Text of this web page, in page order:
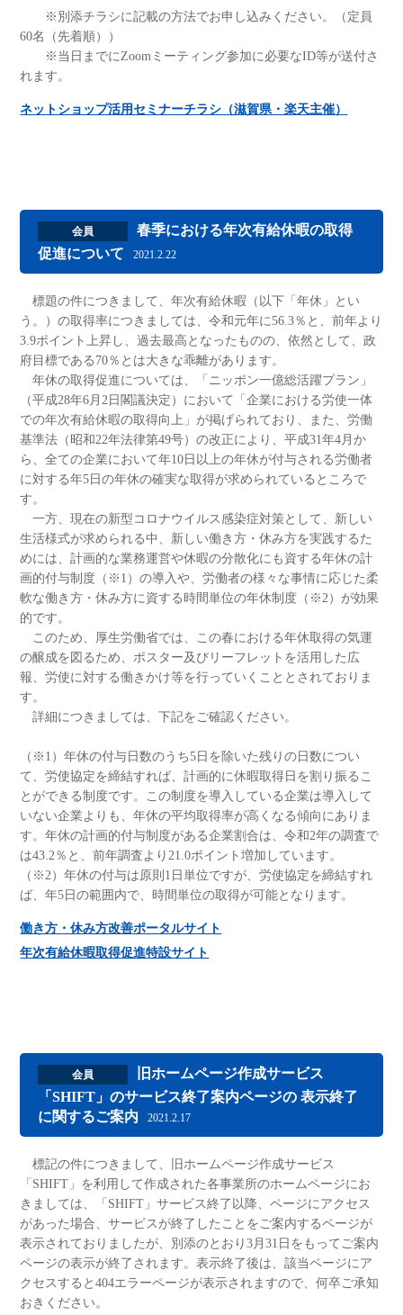
※別添チラシに記載の方法でお申し込みください。（定員
60名（先着順））
※当日までにZoomミーティング参加に必要なID等が送付さ
れます。
ネットショップ活用セミナーチラシ（滋賀県・楽天主催）
会員
春季における年次有給休暇の取得
促進について
2021.2.22
標題の件につきまして、年次有給休暇（以下「年休」とい
う。）の取得率につきましては、令和元年に56.3％と、前年より
3.9ポイント上昇し、過去最高となったものの、依然として、政
府目標である70％とは大きな乖離があります。
年休の取得促進については、「ニッポン一億総活躍プラン」
（平成28年6月2日閣議決定）において「企業における労使一体
での年次有給休暇の取得向上」が掲げられており、また、労働
基準法（昭和22年法律第49号）の改正により、平成31年4月か
ら、全ての企業において年10日以上の年休が付与される労働者
に対する年5日の年休の確実な取得が求められているところで
す。
一方、現在の新型コロナウイルス感染症対策として、新しい
生活様式が求められる中、新しい働き方・休み方を実践するた
めには、計画的な業務運営や休暇の分散化にも資する年休の計
画的付与制度（※1）の導入や、労働者の様々な事情に応じた柔
軟な働き方・休み方に資する時間単位の年休制度（※2）が効果
的です。
このため、厚生労働省では、この春における年休取得の気運
の醸成を図るため、ポスター及びリーフレットを活用した広
報、労使に対する働きかけ等を行っていくこととされておりま
す。
詳細につきましては、下記をご確認ください。
（※1）年休の付与日数のうち5日を除いた残りの日数につい
て、労使協定を締結すれば、計画的に休暇取得日を割り振るこ
とができる制度です。この制度を導入している企業は導入して
いない企業よりも、年休の平均取得率が高くなる傾向にありま
す。年休の計画的付与制度がある企業割合は、令和2年の調査で
は43.2％と、前年調査より21.0ポイント増加しています。
（※2）年休の付与は原則1日単位ですが、労使協定を締結すれ
ば、年5日の範囲内で、時間単位の取得が可能となります。
働き方・休み方改善ポータルサイト
年次有給休暇取得促進特設サイト
会員
旧ホームページ作成サービス
「SHIFT」のサービス終了案内ページの 表示終了
に関するご案内
2021.2.17
標記の件につきまして、旧ホームページ作成サービス
「SHIFT」を利用して作成された各事業所のホームページにお
きましては、「SHIFT」サービス終了以降、ページにアクセス
があった場合、サービスが終了したことをご案内するページが
表示されておりましたが、別添のとおり3月31日をもってご案内
ページの表示が終了されます。表示終了後は、該当ページにア
クセスすると404エラーページが表示されますので、何卒ご承知
おきください。